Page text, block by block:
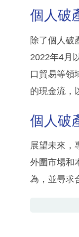
個人破
除了個人破
2022年4月
口貿易等領
的現金流，
個人破
展望未來，
外圍市場和
為，並尋求